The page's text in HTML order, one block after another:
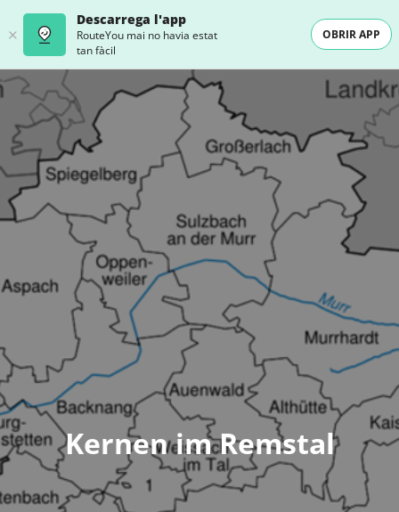
Descarrega l'app
RouteYou mai no havia estat
tan fàcil
OBRIR APP
Kernen im Remstal